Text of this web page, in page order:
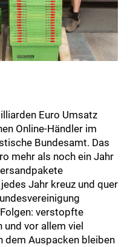
Euro Umsatz
Online-Händler im
Bundesamt. Das
mehr als noch ein Jahr
Jahr kreuz und quer
verstopfte
vor allem viel
dem Auspacken bleiben